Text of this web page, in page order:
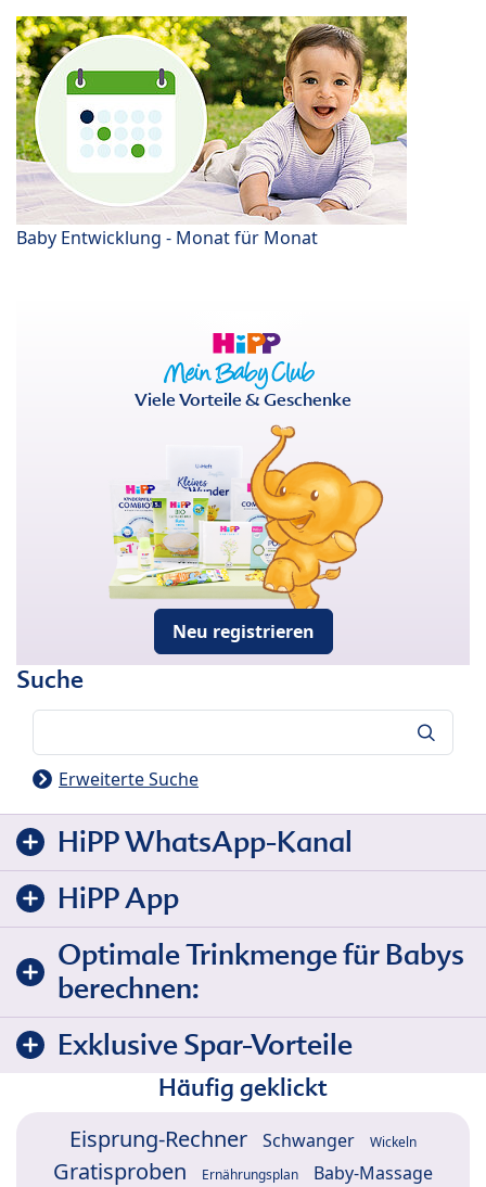
Baby Entwicklung - Monat für Monat
Viele Vorteile & Geschenke
Neu registrieren
Suche
Erweiterte Suche
HiPP WhatsApp-Kanal
HiPP App
Optimale Trinkmenge für Babys
berechnen:
Exklusive Spar-Vorteile
Häufig geklickt
Eisprung-Rechner Schwanger Wickeln
Gratisproben Ernährungsplan Baby-Massage